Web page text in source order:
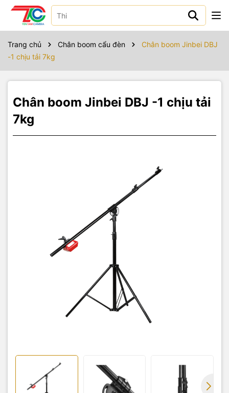
Trang chủ Chân boom cẩu đèn
Chân boom Jinbei DBJ
-1 chịu tải 7kg
Chân boom Jinbei DBJ -1 chịu tải
7kg
Sản phẩm bao gồm
Chân đèn : 1
Tay cần boom : 1
Quả tạ đỏ : 1